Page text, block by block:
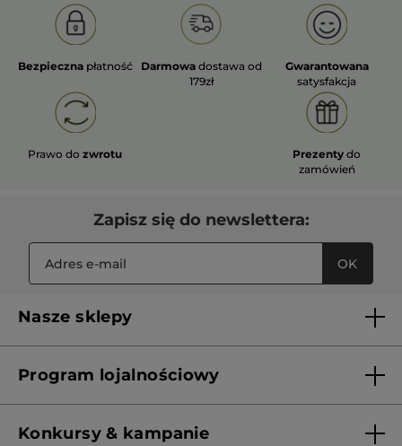
Bezpieczna płatność Darmowa dostawa od
179zł
Gwarantowana
satysfakcja
Prawo dozwrotu Prezenty do
zamówień
Zapisz się do newslettera:
OK
Nasze sklepy
Franczyza
Program lojalnościowy
Konkursy & kampanie